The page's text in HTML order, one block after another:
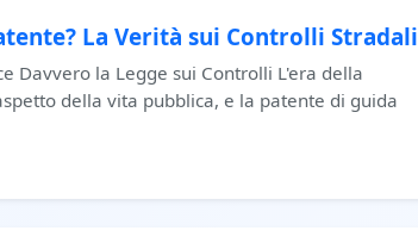
La Verità sui Controlli Stradali
Davvero la Legge sui Controlli L'era della
della vita pubblica, e la patente di guida